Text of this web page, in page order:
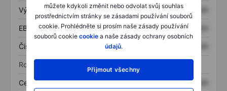
můžete kdykoli změnit nebo odvolat svůj souhlas
prostřednictvím stránky se zásadami používání souborů
cookie. Prohlédněte si prosím naše zásady používání
souborů cookie cookie a naše zásady ochrany osobních
údajů.
Přijmout všechny
Výnos XXXXXXX XXXXXXX
EBITDA XXXXXXX XXXXXXX
Čistý příjem XXXXXXX
Rozvaha
Celková aktiva XXXXXXX XXXXXXX